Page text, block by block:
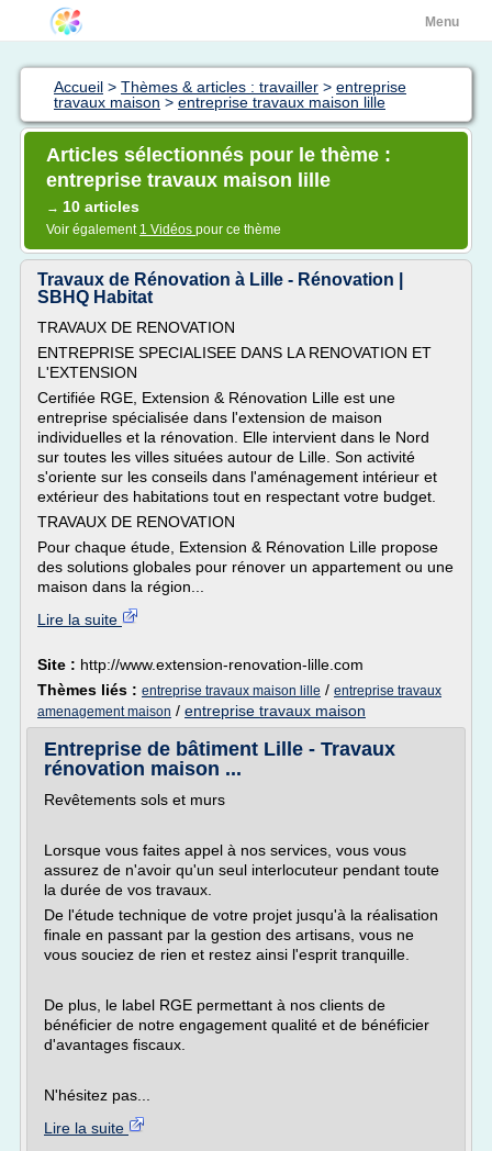
Menu
Accueil > Thèmes & articles : travailler > entreprise
travaux maison > entreprise travaux maison lille
Articles sélectionnés pour le thème :
entreprise travaux maison lille
→ 10 articles
Voir également 1 Vidéos pour ce thème
Travaux de Rénovation à Lille - Rénovation |
SBHQ Habitat
TRAVAUX DE RENOVATION
ENTREPRISE SPECIALISEE DANS LA RENOVATION ET
L'EXTENSION
Certifiée RGE, Extension & Rénovation Lille est une
entreprise spécialisée dans l'extension de maison
individuelles et la rénovation. Elle intervient dans le Nord
sur toutes les villes situées autour de Lille. Son activité
s'oriente sur les conseils dans l'aménagement intérieur et
extérieur des habitations tout en respectant votre budget.
TRAVAUX DE RENOVATION
Pour chaque étude, Extension & Rénovation Lille propose
des solutions globales pour rénover un appartement ou une
maison dans la région...
Lire la suite
Site : http://www.extension-renovation-lille.com
Thèmes liés : entreprise travaux maison lille / entreprise travaux
amenagement maison / entreprise travaux maison
Entreprise de bâtiment Lille - Travaux
rénovation maison ...
Revêtements sols et murs
Lorsque vous faites appel à nos services, vous vous
assurez de n'avoir qu'un seul interlocuteur pendant toute
la durée de vos travaux.
De l'étude technique de votre projet jusqu'à la réalisation
finale en passant par la gestion des artisans, vous ne
vous souciez de rien et restez ainsi l'esprit tranquille.
De plus, le label RGE permettant à nos clients de
bénéficier de notre engagement qualité et de bénéficier
d'avantages fiscaux.
N'hésitez pas...
Lire la suite